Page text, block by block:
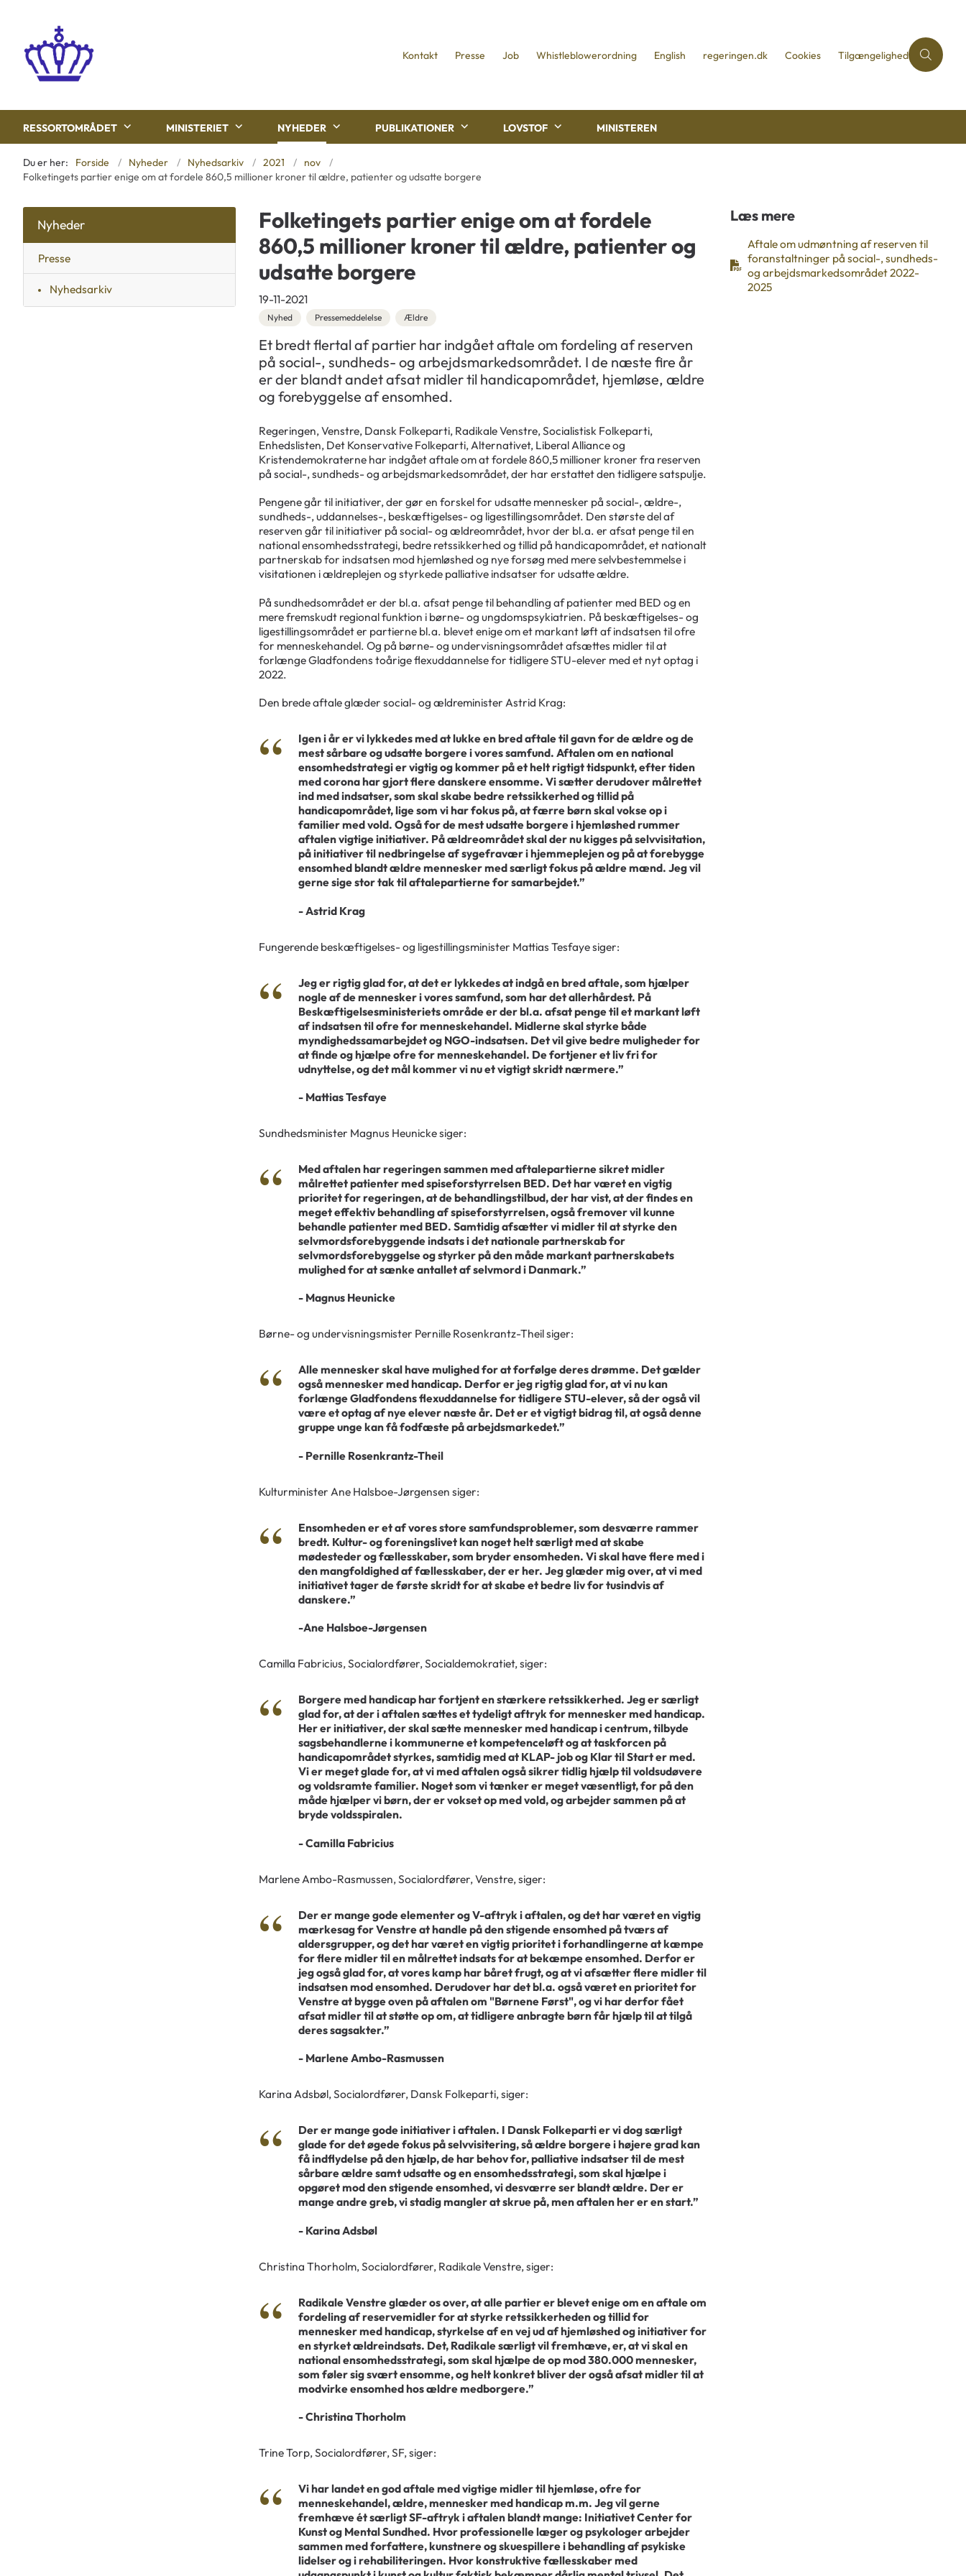
Kontakt Presse Job Whistleblowerordning English regeringen.dk Cookies Tilgængelighed
RESSORTOMRÅDET MINISTERIET NYHEDER PUBLIKATIONER LOVSTOF MINISTEREN
Du er her: Forside Nyheder Nyhedsarkiv 2021
nov
Folketingets partier enige om at fordele 860,5 millioner kroner til ældre, patienter og udsatte borgere
Nyheder
Presse
Nyhedsarkiv
Folketingets partier enige om at fordele
860,5 millioner kroner til ældre, patienter og
udsatte borgere
19-11-2021
Nyhed Pressemeddelelse Ældre
Et bredt flertal af partier har indgået aftale om fordeling af reserven
på social-, sundheds- og arbejdsmarkedsområdet. I de næste fire år
er der blandt andet afsat midler til handicapområdet, hjemløse, ældre
og forebyggelse af ensomhed.
Regeringen, Venstre, Dansk Folkeparti, Radikale Venstre, Socialistisk Folkeparti,
Enhedslisten, Det Konservative Folkeparti, Alternativet, Liberal Alliance og
Kristendemokraterne har indgået aftale om at fordele 860,5 millioner kroner fra reserven
på social-, sundheds- og arbejdsmarkedsområdet, der har erstattet den tidligere satspulje.
Pengene går til initiativer, der gør en forskel for udsatte mennesker på social-, ældre-,
sundheds-, uddannelses-, beskæftigelses- og ligestillingsområdet. Den største del af
reserven går til initiativer på social- og ældreområdet, hvor der bl.a. er afsat penge til en
national ensomhedsstrategi, bedre retssikkerhed og tillid på handicapområdet, et nationalt
partnerskab for indsatsen mod hjemløshed og nye forsøg med mere selvbestemmelse i
visitationen i ældreplejen og styrkede palliative indsatser for udsatte ældre.
På sundhedsområdet er der bl.a. afsat penge til behandling af patienter med BED og en
mere fremskudt regional funktion i børne- og ungdomspsykiatrien. På beskæftigelses- og
ligestillingsområdet er partierne bl.a. blevet enige om et markant løft af indsatsen til ofre
for menneskehandel. Og på børne- og undervisningsområdet afsættes midler til at
forlænge Gladfondens toårige flexuddannelse for tidligere STU-elever med et nyt optag i
2022.
Den brede aftale glæder social- og ældreminister Astrid Krag:
Igen i år er vi lykkedes med at lukke en bred aftale til gavn for de ældre og de
mest sårbare og udsatte borgere i vores samfund. Aftalen om en national
ensomhedstrategi er vigtig og kommer på et helt rigtigt tidspunkt, efter tiden
med corona har gjort flere danskere ensomme. Vi sætter derudover målrettet
ind med indsatser, som skal skabe bedre retssikkerhed og tillid på
handicapområdet, lige som vi har fokus på, at færre børn skal vokse op i
familier med vold. Også for de mest udsatte borgere i hjemløshed rummer
aftalen vigtige initiativer. På ældreområdet skal der nu kigges på selvvisitation,
på initiativer til nedbringelse af sygefravær i hjemmeplejen og på at forebygge
ensomhed blandt ældre mennesker med særligt fokus på ældre mænd. Jeg vil
gerne sige stor tak til aftalepartierne for samarbejdet.”
- Astrid Krag
Fungerende beskæftigelses- og ligestillingsminister Mattias Tesfaye siger:
Jeg er rigtig glad for, at det er lykkedes at indgå en bred aftale, som hjælper
nogle af de mennesker i vores samfund, som har det allerhårdest. På
Beskæftigelsesministeriets område er der bl.a. afsat penge til et markant løft
af indsatsen til ofre for menneskehandel. Midlerne skal styrke både
myndighedssamarbejdet og NGO-indsatsen. Det vil give bedre muligheder for
at finde og hjælpe ofre for menneskehandel. De fortjener et liv fri for
udnyttelse, og det mål kommer vi nu et vigtigt skridt nærmere.”
- Mattias Tesfaye
Sundhedsminister Magnus Heunicke siger:
Med aftalen har regeringen sammen med aftalepartierne sikret midler
målrettet patienter med spiseforstyrrelsen BED. Det har været en vigtig
prioritet for regeringen, at de behandlingstilbud, der har vist, at der findes en
meget effektiv behandling af spiseforstyrrelsen, også fremover vil kunne
behandle patienter med BED. Samtidig afsætter vi midler til at styrke den
selvmordsforebyggende indsats i det nationale partnerskab for
selvmordsforebyggelse og styrker på den måde markant partnerskabets
mulighed for at sænke antallet af selvmord i Danmark.”
- Magnus Heunicke
Børne- og undervisningsmister Pernille Rosenkrantz-Theil siger:
Alle mennesker skal have mulighed for at forfølge deres drømme. Det gælder
også mennesker med handicap. Derfor er jeg rigtig glad for, at vi nu kan
forlænge Gladfondens flexuddannelse for tidligere STU-elever, så der også vil
være et optag af nye elever næste år. Det er et vigtigt bidrag til, at også denne
gruppe unge kan få fodfæste på arbejdsmarkedet.”
- Pernille Rosenkrantz-Theil
Kulturminister Ane Halsboe-Jørgensen siger:
Ensomheden er et af vores store samfundsproblemer, som desværre rammer
bredt. Kultur- og foreningslivet kan noget helt særligt med at skabe
mødesteder og fællesskaber, som bryder ensomheden. Vi skal have flere med i
den mangfoldighed af fællesskaber, der er her. Jeg glæder mig over, at vi med
initiativet tager de første skridt for at skabe et bedre liv for tusindvis af
danskere.”
-Ane Halsboe-Jørgensen
Camilla Fabricius, Socialordfører, Socialdemokratiet, siger:
Borgere med handicap har fortjent en stærkere retssikkerhed. Jeg er særligt
glad for, at der i aftalen sættes et tydeligt aftryk for mennesker med handicap.
Her er initiativer, der skal sætte mennesker med handicap i centrum, tilbyde
sagsbehandlerne i kommunerne et kompetenceløft og at taskforcen på
handicapområdet styrkes, samtidig med at KLAP- job og Klar til Start er med.
Vi er meget glade for, at vi med aftalen også sikrer tidlig hjælp til voldsudøvere
og voldsramte familier. Noget som vi tænker er meget væsentligt, for på den
måde hjælper vi børn, der er vokset op med vold, og arbejder sammen på at
bryde voldsspiralen.
- Camilla Fabricius
Marlene Ambo-Rasmussen, Socialordfører, Venstre, siger:
Der er mange gode elementer og V-aftryk i aftalen, og det har været en vigtig
mærkesag for Venstre at handle på den stigende ensomhed på tværs af
aldersgrupper, og det har været en vigtig prioritet i forhandlingerne at kæmpe
for flere midler til en målrettet indsats for at bekæmpe ensomhed. Derfor er
jeg også glad for, at vores kamp har båret frugt, og at vi afsætter flere midler til
indsatsen mod ensomhed. Derudover har det bl.a. også været en prioritet for
Venstre at bygge oven på aftalen om "Børnene Først", og vi har derfor fået
afsat midler til at støtte op om, at tidligere anbragte børn får hjælp til at tilgå
deres sagsakter.”
- Marlene Ambo-Rasmussen
Karina Adsbøl, Socialordfører, Dansk Folkeparti, siger:
Der er mange gode initiativer i aftalen. I Dansk Folkeparti er vi dog særligt
glade for det øgede fokus på selvvisitering, så ældre borgere i højere grad kan
få indflydelse på den hjælp, de har behov for, palliative indsatser til de mest
sårbare ældre samt udsatte og en ensomhedsstrategi, som skal hjælpe i
opgøret mod den stigende ensomhed, vi desværre ser blandt ældre. Der er
mange andre greb, vi stadig mangler at skrue på, men aftalen her er en start.”
- Karina Adsbøl
Christina Thorholm, Socialordfører, Radikale Venstre, siger:
Radikale Venstre glæder os over, at alle partier er blevet enige om en aftale om
fordeling af reservemidler for at styrke retssikkerheden og tillid for
mennesker med handicap, styrkelse af en vej ud af hjemløshed og initiativer for
en styrket ældreindsats. Det, Radikale særligt vil fremhæve, er, at vi skal en
national ensomhedsstrategi, som skal hjælpe de op mod 380.000 mennesker,
som føler sig svært ensomme, og helt konkret bliver der også afsat midler til at
modvirke ensomhed hos ældre medborgere.”
- Christina Thorholm
Trine Torp, Socialordfører, SF, siger:
Vi har landet en god aftale med vigtige midler til hjemløse, ofre for
menneskehandel, ældre, mennesker med handicap m.m. Jeg vil gerne
fremhæve ét særligt SF-aftryk i aftalen blandt mange: Initiativet Center for
Kunst og Mental Sundhed. Hvor professionelle læger og psykologer arbejder
sammen med forfattere, kunstnere og skuespillere i behandling af psykiske
lidelser og i rehabiliteringen. Hvor konstruktive fællesskaber med
Læs mere
Aftale om udmøntning af reserven til
foranstaltninger på social-, sundheds-
og arbejdsmarkedsområdet 2022-
2025